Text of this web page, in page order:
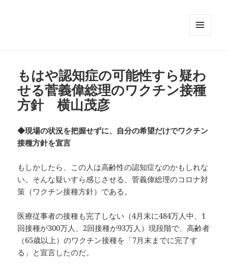
もはや認知症の可能性すら疑わ
せる菅義偉総理のワクチン接種
方針 横山茂彦
◆現場の状況を把握せずに、自分の希望だけでワクチン
接種方針を宣言
もしかしたら、この人は高齢性の認知症なのかもしれな
い。そんな疑いすら感じさせる、菅義偉総理のコロナ対
策（ワクチン接種方針）である。
医療従事者の接種も完了しない（4月末に484万人中、1
回接種が300万人、2回接種が93万人）現段階で、高齢者
（65歳以上）のワクチン接種を「7月末までに完了す
る」と宣言したのだ。